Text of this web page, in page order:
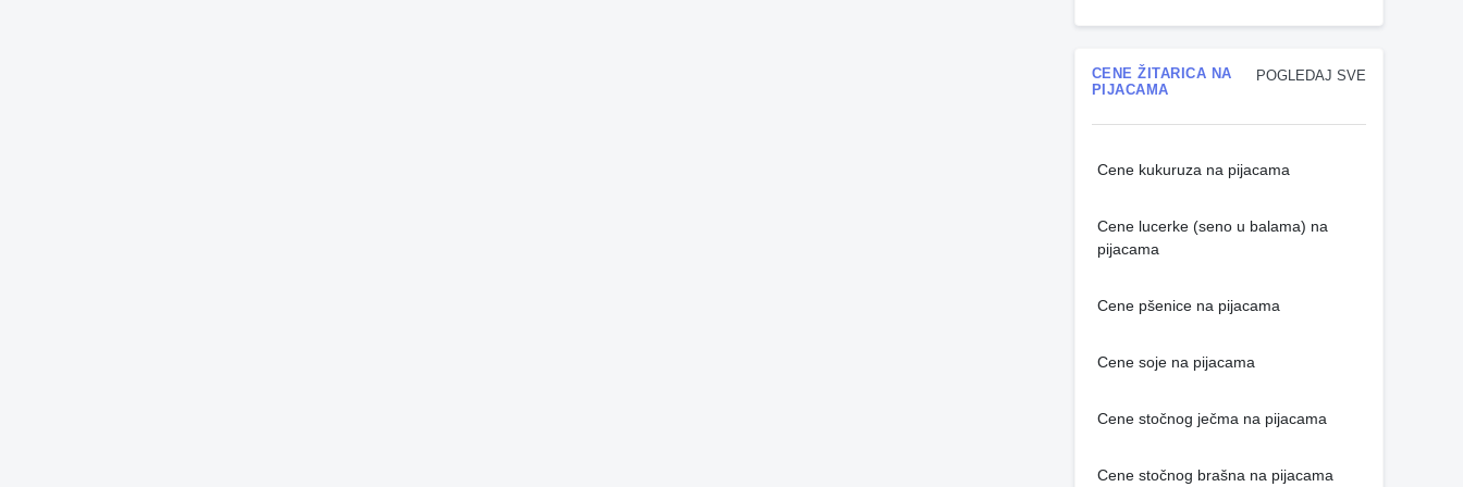
POGLEDAJ SVE
CENE ŽITARICA NA
PIJACAMA
Cene kukuruza na pijacama
Cene lucerke (seno u balama) na
pijacama
Cene pšenice na pijacama
Cene soje na pijacama
Cene stočnog ječma na pijacama
Cene stočnog brašna na pijacama